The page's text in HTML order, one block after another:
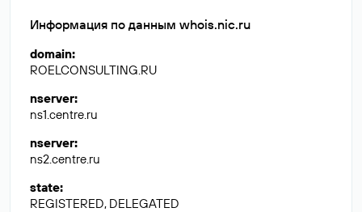
Информация по данным whois.nic.ru
domain:
ROELCONSULTING.RU
nserver:
ns1.centre.ru
nserver:
ns2.centre.ru
state:
REGISTERED, DELEGATED